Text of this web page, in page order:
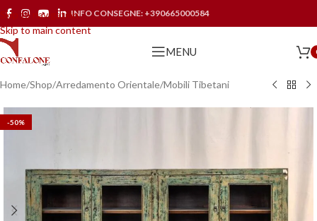
Skip to navigation
Skip to main content
INFO CONSEGNE: +390665000584
MENU
Home/Shop/Arredamento Orientale/Mobili Tibetani
-50%